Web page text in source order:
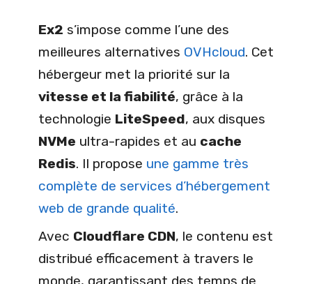
Ex2 s’impose comme l’une des
meilleures alternatives OVHcloud. Cet
hébergeur met la priorité sur la
vitesse et la fiabilité, grâce à la
technologie LiteSpeed, aux disques
NVMe ultra-rapides et au cache
Redis. Il propose une gamme très
complète de services d’hébergement
web de grande qualité.
Avec Cloudflare CDN, le contenu est
distribué efficacement à travers le
monde, garantissant des temps de